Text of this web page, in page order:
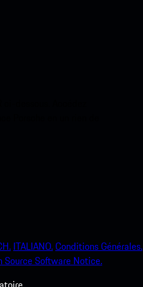
ITALIANO.Conditions Générales.
Source Software Notice.